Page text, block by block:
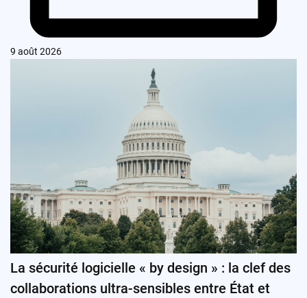
9 août 2026
La sécurité logicielle « by design » : la clef des
collaborations ultra-sensibles entre État et